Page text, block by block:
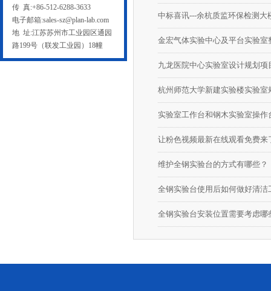
传 真:+86-512-6288-3633
电子邮箱:sales-sz@plan-lab.com
地 址:江苏苏州市工业园区通园
路199号（联发工业园）18幢
中标喜讯---余杭质监环保检测大
金宏气体实验中心及平台实验室
九龙医院中心实验室设计规划项
杭州师范大学新建实验楼实验室
实验室工作台和钢木实验室操作
维护全钢实验台的方式有哪些？
全钢实验台使用后如何做好清洁
全钢实验台安装位置需要考虑哪